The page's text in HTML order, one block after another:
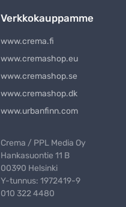
Verkkokauppamme
www.crema.fi
www.cremashop.eu
www.cremashop.se
www.cremashop.dk
www.urbanfinn.com
Crema / PPL Media Oy
Hankasuontie 11 B
00390 Helsinki
Y-tunnus: 1972419-9
010 322 4480